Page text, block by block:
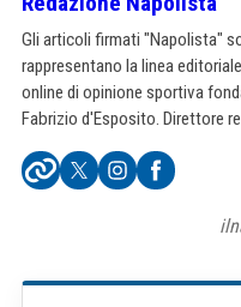
Gli articoli firmati "Napolista"
rappresentano la linea
online di opinione sportiva
Fabrizio d'Esposito. Direttore